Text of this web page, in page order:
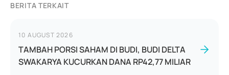
BERITA TERKAIT
10 AUGUST 2026
TAMBAH PORSI SAHAM DI BUDI, BUDI DELTA
SWAKARYA KUCURKAN DANA RP42,77 MILIAR